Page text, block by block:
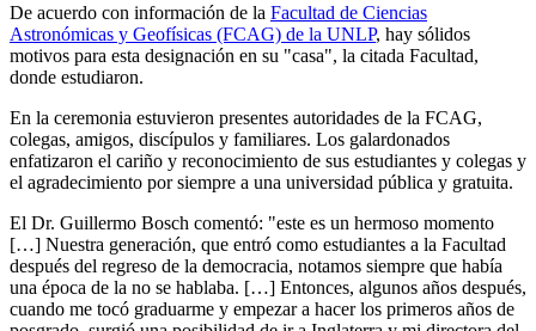
De acuerdo con información de la Facultad de Ciencias
Astronómicas y Geofísicas (FCAG) de la UNLP, hay sólidos
motivos para esta designación en su "casa", la citada Facultad,
donde estudiaron.
En la ceremonia estuvieron presentes autoridades de la FCAG,
colegas, amigos, discípulos y familiares. Los galardonados
enfatizaron el cariño y reconocimiento de sus estudiantes y colegas y
el agradecimiento por siempre a una universidad pública y gratuita.
El Dr. Guillermo Bosch comentó: "este es un hermoso momento
[…] Nuestra generación, que entró como estudiantes a la Facultad
después del regreso de la democracia, notamos siempre que había
una época de la no se hablaba. […] Entonces, algunos años después,
cuando me tocó graduarme y empezar a hacer los primeros años de